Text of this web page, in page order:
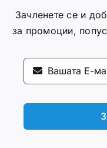
Зачленете се и
за промоции,